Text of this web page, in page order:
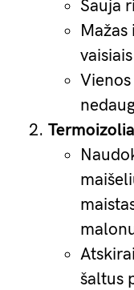
Sauja
vaisiais
šaltus